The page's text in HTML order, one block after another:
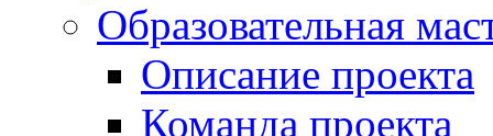
Образовательная
Описание проекта
Команда проекта